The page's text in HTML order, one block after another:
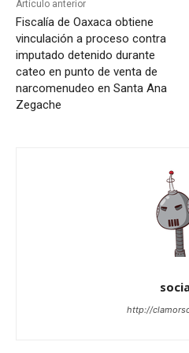
Artículo anterior
Fiscalía de Oaxaca obtiene
vinculación a proceso contra
imputado detenido durante
cateo en punto de venta de
narcomenudeo en Santa Ana
Zegache
http://